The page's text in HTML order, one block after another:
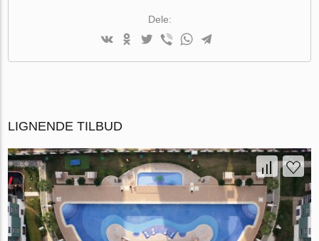
Dele:
LIGNENDE TILBUD